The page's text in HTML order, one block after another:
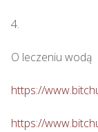
4.
O leczeniu wodą
https://
https://